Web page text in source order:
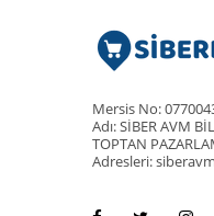
Mersis No:
Adı: SİBER AVM
TOPTAN
Adresleri: